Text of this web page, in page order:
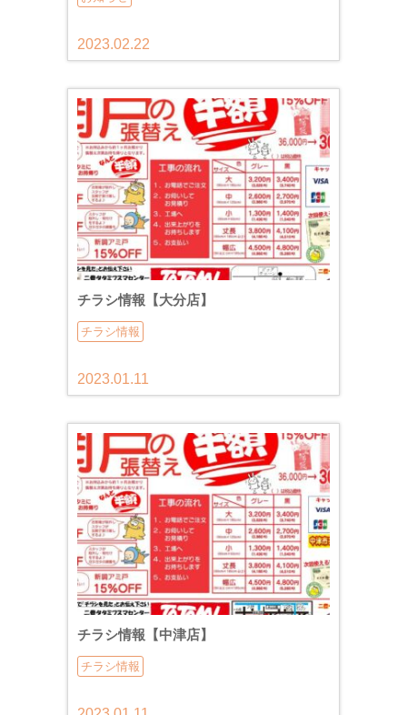
2023.02.22
チラシ情報【大分店】
チラシ情報
2023.01.11
チラシ情報【中津店】
チラシ情報